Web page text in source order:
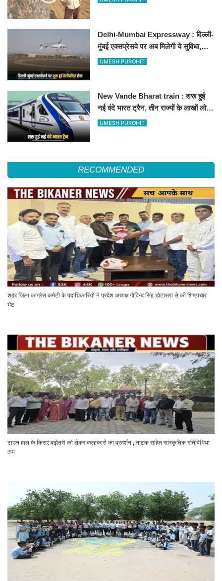
Delhi-Mumbai Expressway : दिल्ली-
मुंबई एक्सप्रेसवे पर अब मिलेगी ये सुविधा,
हेलीकॉप्टर सर्विस से तुरंत घायल पहुंचेगा
UMESH PUROHIT
New Vande Bharat train : शरू हुई
नई वंदे भारत ट्रैन, तीन राज्यों के लाखों लोगों
का सफर होगा आसान, देखें पूरा रूटमैप
UMESH PUROHIT
RECOMMENDED
शहर जिला कांग्रेस कमेटी के पदाधिकारियों ने प्रदेश अध्यक्ष गोविन्द सिंह डोटासरा से की शिष्टाचार
भेंट
टाउन हाल के किराए बढ़ोतरी को लेकर कलाकारों का प्रदर्शन , नाटक सहित सांस्कृतिक गतिविधियां
ठप्प